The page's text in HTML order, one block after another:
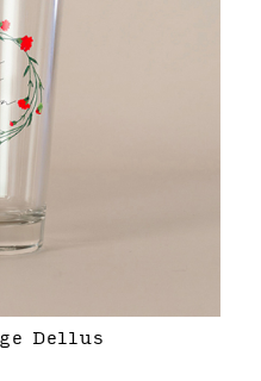
Dellus